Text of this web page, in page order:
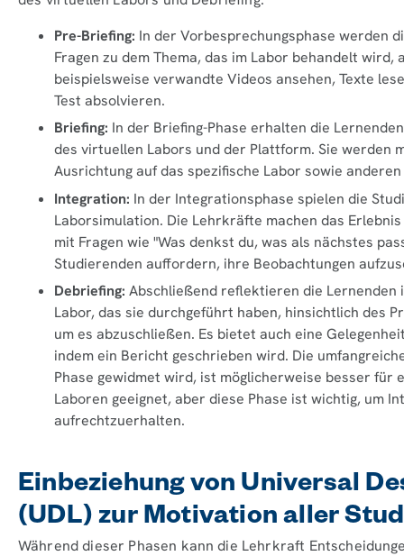
Pre-Briefing: In der Vorbesprechungsphase werden
Fragen zu dem Thema, das im Labor behandelt wird,
beispielsweise verwandte Videos ansehen, Texte
Test absolvieren.
Briefing: In der Briefing-Phase erhalten die
des virtuellen Labors und der Plattform. Sie werden
Ausrichtung auf das spezifische Labor sowie
Integration: In der Integrationsphase spielen die
Laborsimulation. Die Lehrkräfte machen das
mit Fragen wie "Was denkst du, was als nächstes
Studierenden auffordern, ihre Beobachtungen
Debriefing: Abschließend reflektieren die Lernenden
Labor, das sie durchgeführt haben, hinsichtlich des
um es abzuschließen. Es bietet auch eine
indem ein Bericht geschrieben wird. Die
Phase gewidmet wird, ist möglicherweise besser
Laboren geeignet, aber diese Phase ist wichtig, um
aufrechtzuerhalten.
Einbeziehung von Universal
(UDL) zur Motivation aller
Während dieser Phasen kann die Lehrkraft